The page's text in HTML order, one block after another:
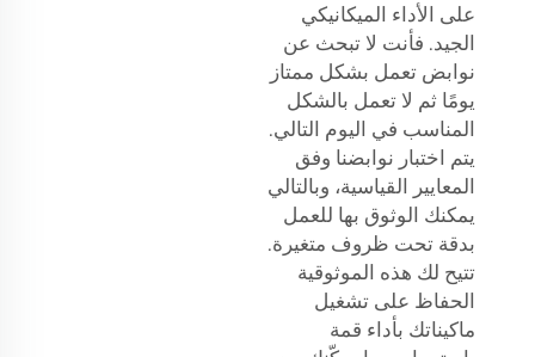
على الأداء الميكانيكي
الجيد. فأنت لا تبحث عن
نوابض تعمل بشكل ممتاز
يومًا ثم لا تعمل بالشكل
المناسب في اليوم التالي.
يتم اختبار نوابضنا وفق
المعايير القياسية، وبالتالي
يمكنك الوثوق بها للعمل
بدقة تحت ظروف متغيرة.
تتيح لك هذه الموثوقية
الحفاظ على تشغيل
ماكيناتك بأداء قمة